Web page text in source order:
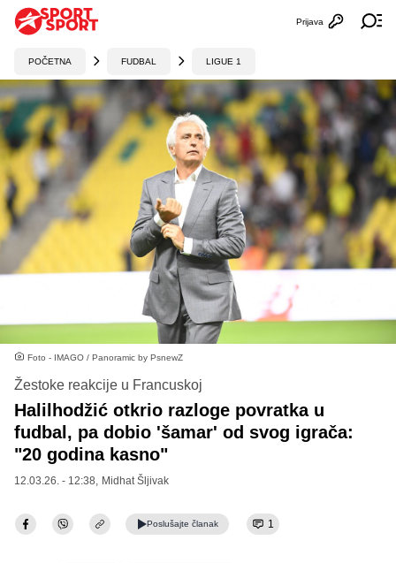
Otvori
Prijava
POČETNA FUDBAL LIGUE 1
Foto - IMAGO / Panoramic by PsnewZ
Žestoke reakcije u Francuskoj
Halilhodžić otkrio razloge povratka u
fudbal, pa dobio 'šamar' od svog igrača:
"20 godina kasno"
12.03.26. - 12:38, Midhat Šljivak
Poslušajte članak 1